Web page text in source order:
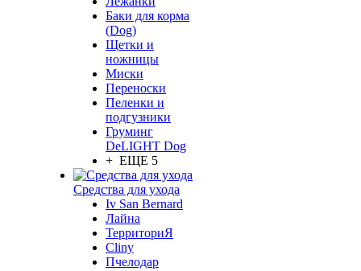
Баки для корма
(Dog)
Щетки и
ножницы
Миски
Переноски
Пеленки и
подгузники
Груминг
DeLIGHT Dog
+ ЕЩЕ 5
Средства для ухода
Iv San Bernard
Лайна
ТерриториЯ
Cliny
Пчелодар